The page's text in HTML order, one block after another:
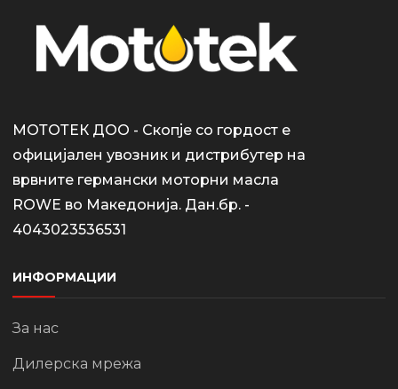
МОТОТЕК ДОО - Скопје со гордост е
официјален увозник и дистрибутер на
врвните германски моторни масла
ROWE во Македонија. Дан.бр. -
4043023536531
ИНФОРМАЦИИ
За нас
Дилерска мрежа